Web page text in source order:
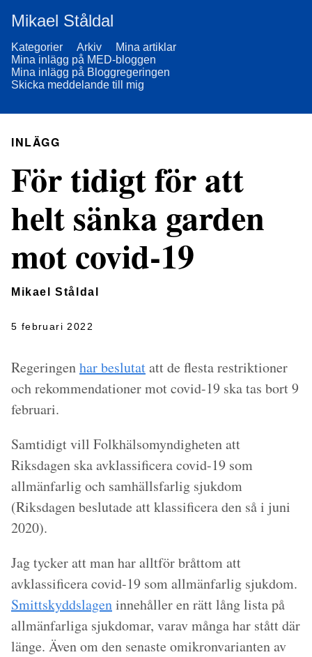
Mikael Ståldal
Kategorier Arkiv
Mina artiklar
Mina inlägg på MED-bloggen
Mina inlägg på Bloggregeringen
Skicka meddelande till mig
INLÄGG
För tidigt för att
helt sänka garden
mot covid-19
Mikael Ståldal
5 februari 2022
Regeringenhar beslutatatt de flesta restriktioner
och rekommendationer mot covid-19 ska tas bort 9
februari.
Samtidigt vill Folkhälsomyndigheten att
Riksdagen ska avklassificera covid-19 som
allmänfarlig och samhällsfarlig sjukdom
(Riksdagen beslutade att klassificera den så i juni
2020).
Jag tycker att man har alltför bråttom att
avklassificera covid-19 som allmänfarlig sjukdom.
Smittskyddslageninnehåller en rätt lång lista på
allmänfarliga sjukdomar, varav många har stått där
länge. Även om den senaste omikronvarianten av